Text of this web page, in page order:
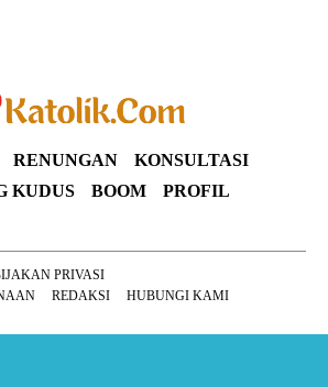
RENUNGAN
KONSULTASI
KUDUS BOOM
PROFIL
PRIVASI
REDAKSI HUBUNGI KAMI